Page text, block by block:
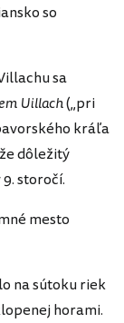
so
sa
Uillach(„pri
kráľa
dôležitý
storočí.
mesto
na sútoku riek
horami.